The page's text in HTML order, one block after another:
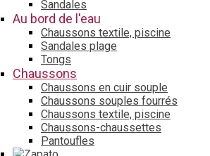
Sandales
Au bord de l'eau
Chaussons textile, piscine
Sandales plage
Tongs
Chaussons
Chaussons en cuir souple
Chaussons souples fourrés
Chaussons textile, piscine
Chaussons-chaussettes
Pantoufles